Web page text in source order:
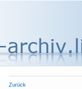
Zurück